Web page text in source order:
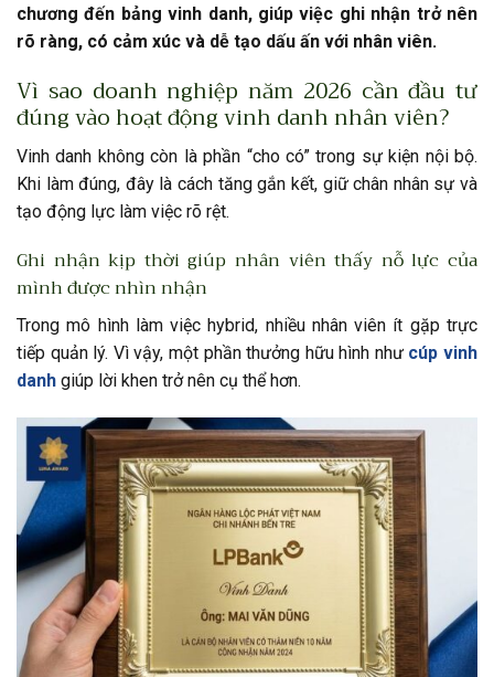
chương đến bảng vinh danh, giúp việc ghi nhận trở nên
rõ ràng, có cảm xúc và dễ tạo dấu ấn với nhân viên.
Vì sao doanh nghiệp năm 2026 cần đầu tư
đúng vào hoạt động vinh danh nhân viên?
Vinh danh không còn là phần “cho có” trong sự kiện nội bộ.
Khi làm đúng, đây là cách tăng gắn kết, giữ chân nhân sự và
tạo động lực làm việc rõ rệt.
Ghi nhận kịp thời giúp nhân viên thấy nỗ lực của
mình được nhìn nhận
Trong mô hình làm việc hybrid, nhiều nhân viên ít gặp trực
tiếp quản lý. Vì vậy, một phần thưởng hữu hình như cúp vinh
danh giúp lời khen trở nên cụ thể hơn.